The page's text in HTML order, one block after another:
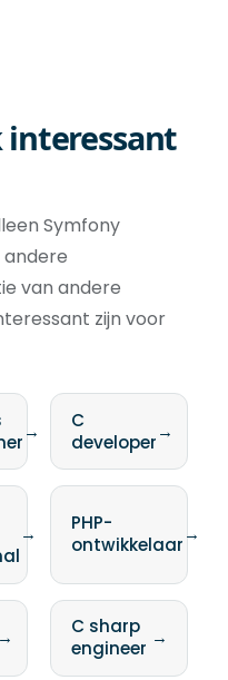
interessant
Symfony
van andere
zijn voor
→
C
developer→
→
PHP-
ontwikkelaar→
→
C sharp
engineer →